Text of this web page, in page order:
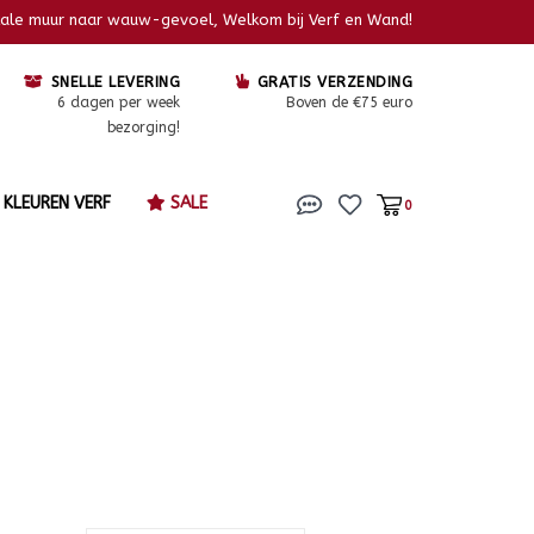
muur naar wauw-gevoel, Welkom bij Verf en Wand!
SNELLE LEVERING
6 dagen per week
bezorging!
GRATIS VERZENDING
Boven de €75 euro
KLEUREN VERF SALE 0